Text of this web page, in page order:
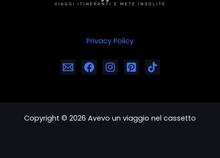
Privacy Policy
Copyright © 2026 Avevo un viaggio nel cassetto